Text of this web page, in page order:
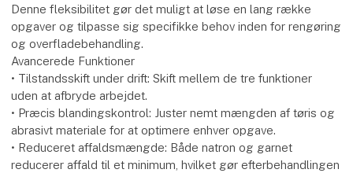
Denne fleksibilitet gør det muligt at løse en lang række
opgaver og tilpasse sig specifikke behov inden for rengøring
og overfladebehandling.
Avancerede Funktioner
• Tilstandsskift under drift: Skift mellem de tre funktioner
uden at afbryde arbejdet.
• Præcis blandingskontrol: Juster nemt mængden af tøris og
abrasivt materiale for at optimere enhver opgave.
• Reduceret affaldsmængde: Både natron og garnet
reducerer affald til et minimum, hvilket gør efterbehandlingen